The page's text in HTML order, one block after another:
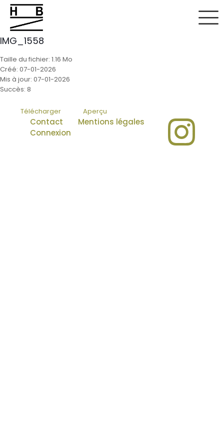
IMG_1558
Taille du fichier: 1.16 Mo
Créé: 07-01-2026
Mis à jour: 07-01-2026
Succès: 8
Télécharger Aperçu
Contact
Mentions légales
Connexion